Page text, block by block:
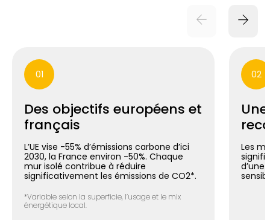
01
Des objectifs européens et
français
L’UE vise -55% d’émissions carbone d’ici
2030, la France environ -50%. Chaque
mur isolé contribue à réduire
significativement les émissions de CO2*.
*Variable selon la superficie, l’usage et le mix
énergétique local.
02
Les
d’une